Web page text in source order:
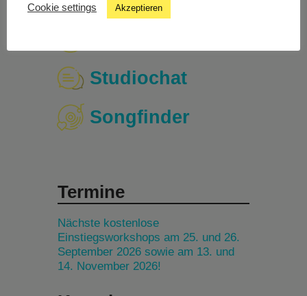
Studiochat
Songfinder
Termine
Nächste kostenlose
Einstiegsworkshops am 25. und 26.
September 2026 sowie am 13. und
14. November 2026!
Cookie settings Akzeptieren